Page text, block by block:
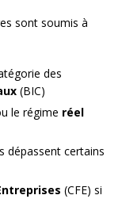
sont soumis à
des
(BIC)
le régime réel
dépassent certains
(CFE) si